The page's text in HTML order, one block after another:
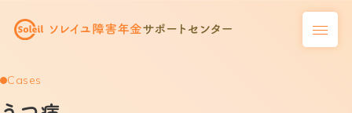
Cases